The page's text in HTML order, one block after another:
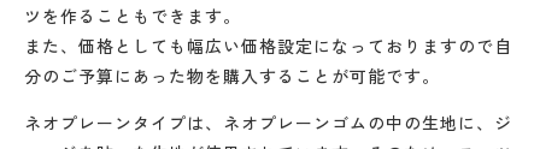
ツを作ることもできます。
また、価格としても幅広い価格設定になっておりますので自
分のご予算にあった物を購入することが可能です。
ネオプレーンタイプは、ネオプレーンゴムの中の生地に、ジ